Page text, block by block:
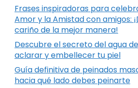
Frases inspiradoras para
Amor y la Amistad con amigos:
cariño de la mejor manera!
Descubre el secreto del agua
aclarar y embellecer tu piel
Guía definitiva de peinados
hacia qué lado debes peinarte